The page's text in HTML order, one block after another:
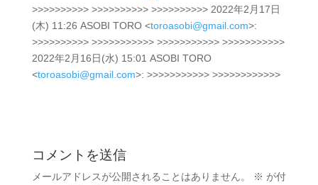
>>>>>>>>>> >>>>>>>>>> >>>>>>>>>> 2022年2月17日
(木) 11:26 ASOBI TORO <toroasobi@gmail.com>:
>>>>>>>>>> >>>>>>>>>>> >>>>>>>>>>> >>>>>>>>>>>
2022年2月16日(水) 15:01 ASOBI TORO
<toroasobi@gmail.com>: >>>>>>>>>>> >>>>>>>>>>>>
コメントを送信
メールアドレスが公開されることはありません。 ※ が付